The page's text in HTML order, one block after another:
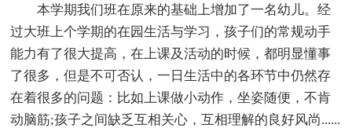
本学期我们班在原来的基础上增加了一名幼儿。经
过大班上个学期的在园生活与学习，孩子们的常规动手
能力有了很大提高，在上课及活动的时候，都明显懂事
了很多，但是不可否认，一日生活中的各环节中仍然存
在着很多的问题：比如上课做小动作，坐姿随便，不肯
动脑筋;孩子之间缺乏互相关心，互相理解的良好风尚......